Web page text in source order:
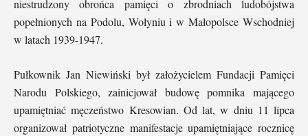
niestrudzony obrońca pamięci o zbrodniach ludobójstwa
popełnionych na Podolu, Wołyniu i w Małopolsce Wschodniej
w latach 1939-1947.
Pułkownik Jan Niewiński był założycielem Fundacji Pamięci
Narodu Polskiego, zainicjował budowę pomnika mającego
upamiętniać męczeństwo Kresowian. Od lat, w dniu 11 lipca
organizował patriotyczne manifestacje upamiętniające rocznicę